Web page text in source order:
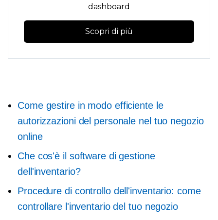
dashboard
Scopri di più
Come gestire in modo efficiente le
autorizzazioni del personale nel tuo negozio
online
Che cos'è il software di gestione
dell'inventario?
Procedure di controllo dell'inventario: come
controllare l'inventario del tuo negozio